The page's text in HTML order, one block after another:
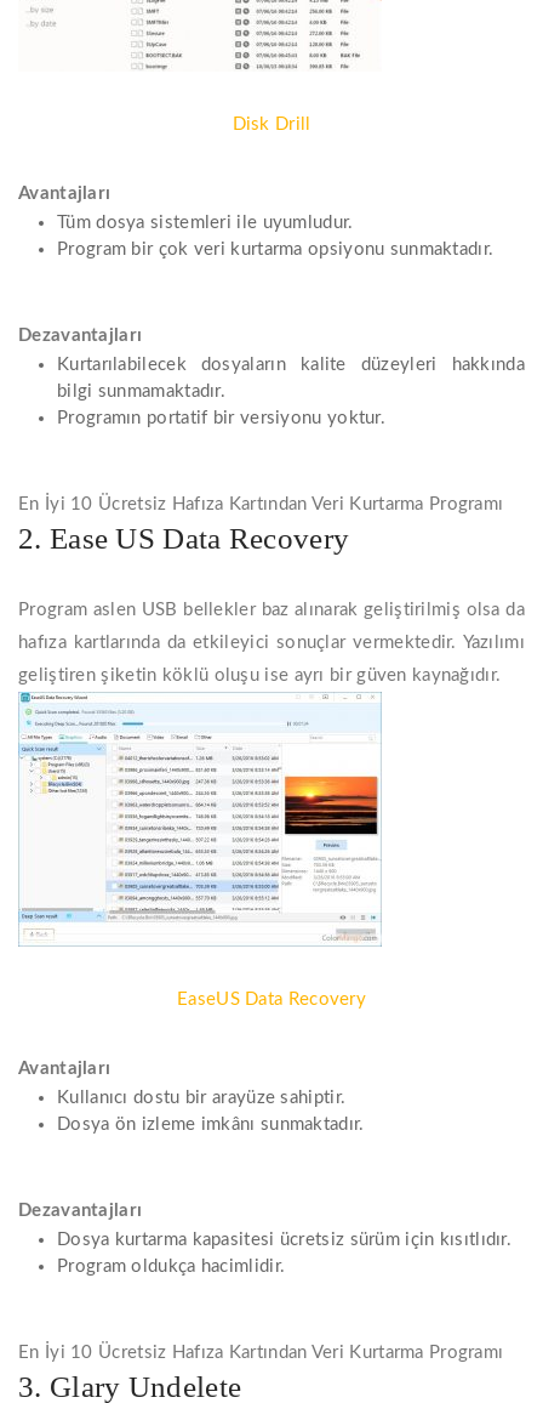
Disk Drill
Avantajları
Tüm dosya sistemleri ile uyumludur.
Program bir çok veri kurtarma opsiyonu sunmaktadır.
Dezavantajları
Kurtarılabilecek dosyaların kalite düzeyleri hakkında
bilgi sunmamaktadır.
Programın portatif bir versiyonu yoktur.
En İyi 10 Ücretsiz Hafıza Kartından Veri Kurtarma Programı
2. Ease US Data Recovery
Program aslen USB bellekler baz alınarak geliştirilmiş olsa da
hafıza kartlarında da etkileyici sonuçlar vermektedir. Yazılımı
geliştiren şiketin köklü oluşu ise ayrı bir güven kaynağıdır.
EaseUS Data Recovery
Avantajları
Kullanıcı dostu bir arayüze sahiptir.
Dosya ön izleme imkânı sunmaktadır.
Dezavantajları
Dosya kurtarma kapasitesi ücretsiz sürüm için kısıtlıdır.
Program oldukça hacimlidir.
En İyi 10 Ücretsiz Hafıza Kartından Veri Kurtarma Programı
3. Glary Undelete